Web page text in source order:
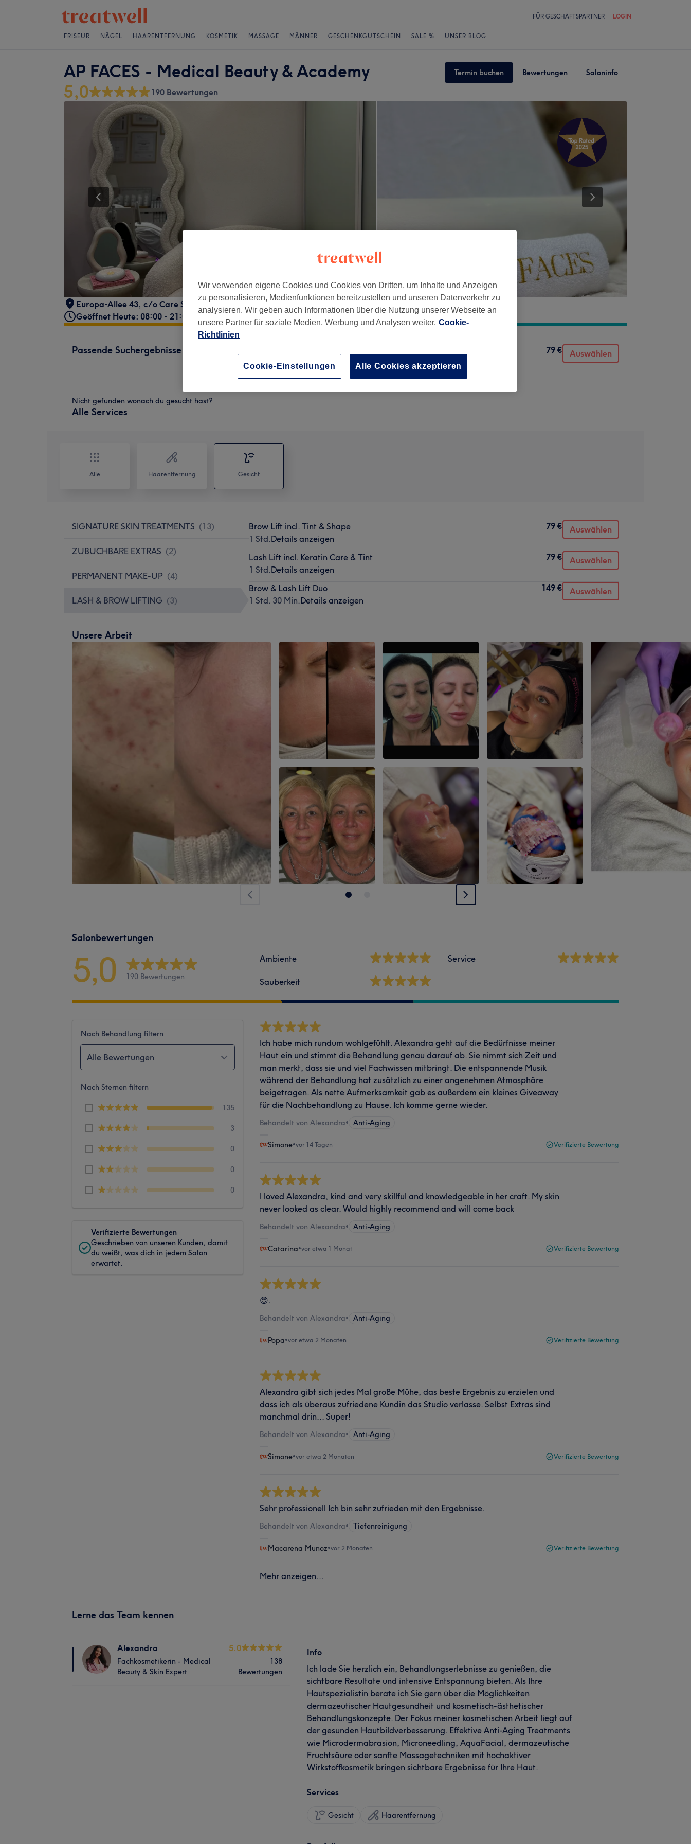
FÜR GESCHÄFTSPARTNER LOGIN
FRISEUR NÄGEL HAARENTFERNUNG KOSMETIK MASSAGE MÄNNER GESCHENKGUTSCHEIN SALE % UNSER BLOG
AP FACES - Medical Beauty & Academy Termin buchen Bewertungen Saloninfo
5,0 190 Bewertungen
Europa-Allee 43, c/o Care Spaces , Frankfurt am Main, 60327
Geöffnet Heute: 08:00 - 21:00
Passende Suchergebnisse
1 Std.Details anzeigen
79 € Auswählen
Nicht gefunden wonach du gesucht hast?
Alle Services
Alle Haarentfernung Gesicht
SIGNATURE SKIN TREATMENTS (13)
ZUBUCHBARE EXTRAS (2)
PERMANENT MAKE-UP (4)
LASH & BROW LIFTING (3)
Brow Lift incl. Tint & Shape
1 Std.Details anzeigen
79 € Auswählen
Lash Lift incl. Keratin Care & Tint
1 Std.Details anzeigen
79 € Auswählen
Brow & Lash Lift Duo
1 Std. 30 Min.Details anzeigen
149 € Auswählen
Unsere Arbeit
Salonbewertungen
5,0 190 Bewertungen
Ambiente
Sauberkeit
Service
Nach Behandlung filtern
Alle Bewertungen
Nach Sternen filtern
135
3
0
0
0
Verifizierte Bewertungen
Geschrieben von unseren Kunden, damit
du weißt, was dich in jedem Salon
erwartet.
Ich habe mich rundum wohlgefühlt. Alexandra geht auf die Bedürfnisse meiner
Haut ein und stimmt die Behandlung genau darauf ab. Sie nimmt sich Zeit und
man merkt, dass sie und viel Fachwissen mitbringt. Die entspannende Musik
während der Behandlung hat zusätzlich zu einer angenehmen Atmosphäre
beigetragen. Als nette Aufmerksamkeit gab es außerdem ein kleines Giveaway
für die Nachbehandlung zu Hause. Ich komme gerne wieder.
Behandelt von Alexandra• Anti-Aging
Simone•vor 14 Tagen Verifizierte Bewertung
I loved Alexandra, kind and very skillful and knowledgeable in her craft. My skin
never looked as clear. Would highly recommend and will come back
Behandelt von Alexandra• Anti-Aging
Catarina•vor etwa 1 Monat Verifizierte Bewertung
😍.
Behandelt von Alexandra• Anti-Aging
Popa•vor etwa 2 Monaten Verifizierte Bewertung
Alexandra gibt sich jedes Mal große Mühe, das beste Ergebnis zu erzielen und
dass ich als überaus zufriedene Kundin das Studio verlasse. Selbst Extras sind
manchmal drin... Super!
Behandelt von Alexandra• Anti-Aging
Simone•vor etwa 2 Monaten Verifizierte Bewertung
Sehr professionell Ich bin sehr zufrieden mit den Ergebnisse.
Behandelt von Alexandra• Tiefenreinigung
Macarena Munoz•vor 2 Monaten Verifizierte Bewertung
Mehr anzeigen...
Lerne das Team kennen
Alexandra
Fachkosmetikerin - Medical
Beauty & Skin Expert
5.0
138
Bewertungen
Info
Ich lade Sie herzlich ein, Behandlungserlebnisse zu genießen, die
sichtbare Resultate und intensive Entspannung bieten. Als Ihre
Hautspezialistin berate ich Sie gern über die Möglichkeiten
dermazeutischer Hautgesundheit und kosmetisch-ästhetischer
Behandlungskonzepte. Der Fokus meiner kosmetischen Arbeit liegt auf
der gesunden Hautbildverbesserung. Effektive Anti-Aging Treatments
wie Microdermabrasion, Microneedling, AquaFacial, dermazeutische
Fruchtsäure oder sanfte Massagetechniken mit hochaktiver
Wirkstoffkosmetik bringen sichtbare Ergebnisse für Ihre Haut.
Services
Gesicht Haarentfernung
Wir verwenden eigene Cookies und Cookies von Dritten, um Inhalte und Anzeigen
zu personalisieren, Medienfunktionen bereitzustellen und unseren Datenverkehr zu
analysieren. Wir geben auch Informationen über die Nutzung unserer Webseite an
unsere Partner für soziale Medien, Werbung und Analysen weiter. Cookie-
Richtlinien
Cookie-Einstellungen Alle Cookies akzeptieren